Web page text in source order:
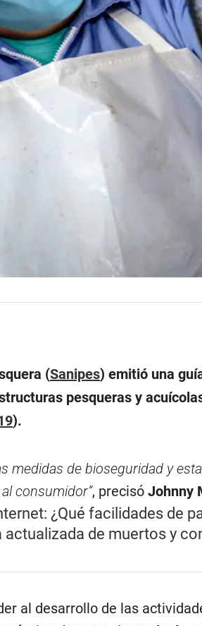
(Sanipes) emitió una
pesqueras y
).
medidas de bioseguridad y
consumidor”, precisóJohnny
¿Qué facilidades de
de muertos y
al desarrollo de las